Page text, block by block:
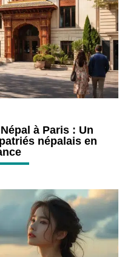
à Paris : Un
népalais en